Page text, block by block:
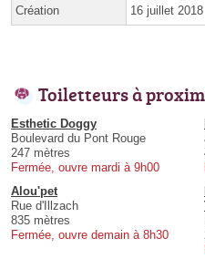
Création 16 juillet 2018
Toiletteurs à
Esthetic Doggy
Boulevard du Pont Rouge
247 mètres
Fermée, ouvre mardi à 9h00
Alou'pet
Rue d'Illzach
835 mètres
Fermée, ouvre demain à 8h30